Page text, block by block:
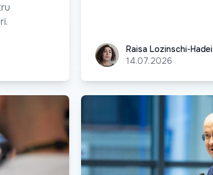
Raisa Lozinschi-Hadei
Raisa Lozinschi-Hadei
14.07.2026